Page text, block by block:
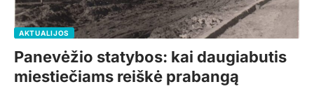
AKTUALIJOS
Panevėžio statybos: kai daugiabutis
miestiečiams reiškė prabangą